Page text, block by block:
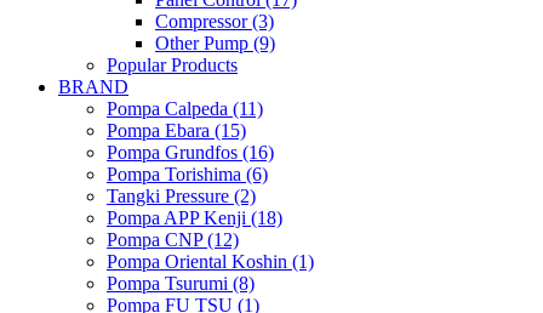
Compressor (3)
Other Pump (9)
Popular Products
BRAND
Pompa Calpeda (11)
Pompa Ebara (15)
Pompa Grundfos (16)
Pompa Torishima (6)
Tangki Pressure (2)
Pompa APP Kenji (18)
Pompa CNP (12)
Pompa Oriental Koshin (1)
Pompa Tsurumi (8)
Pompa FU TSU (1)